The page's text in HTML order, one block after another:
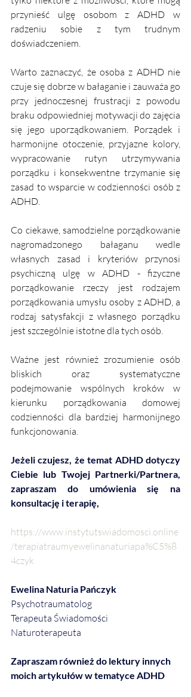
przynieść ulgę osobom z ADHD w
radzeniu sobie z tym trudnym
doświadczeniem.
Warto zaznaczyć, że osoba z ADHD nie
czuje się dobrze w bałaganie i zauważa go
przy jednoczesnej frustracji z powodu
braku odpowiedniej motywacji do zajęcia
się jego uporządkowaniem. Porządek i
harmonijne otoczenie, przyjazne kolory,
wypracowanie rutyn utrzymywania
porządku i konsekwentne trzymanie się
zasad to wsparcie w codzienności osób z
ADHD.
Co ciekawe, samodzielne porządkowanie
nagromadzonego bałaganu wedle
własnych zasad i kryteriów przynosi
psychiczną ulgę w ADHD - fizyczne
porządkowanie rzeczy jest rodzajem
porządkowania umysłu osoby z ADHD, a
rodzaj satysfakcji z własnego porządku
jest szczególnie istotne dla tych osób.
Ważne jest również zrozumienie osób
bliskich oraz systematyczne
podejmowanie wspólnych kroków w
kierunku porządkowania domowej
codzienności dla bardziej harmonijnego
funkcjonowania.
Jeżeli czujesz, że temat ADHD dotyczy
Ciebie lub Twojej Partnerki/Partnera,
zapraszam do umówienia się na
konsultację i terapię,
https://www.instytutswiadomosci.online
/terapiatraumyewelinanaturiapa%C5%8
4czyk
Ewelina Naturia Pańczyk
Psychotraumatolog
Terapeuta Świadomości
Naturoterapeuta
Zapraszam również do lektury innych
moich artykułów w tematyce ADHD